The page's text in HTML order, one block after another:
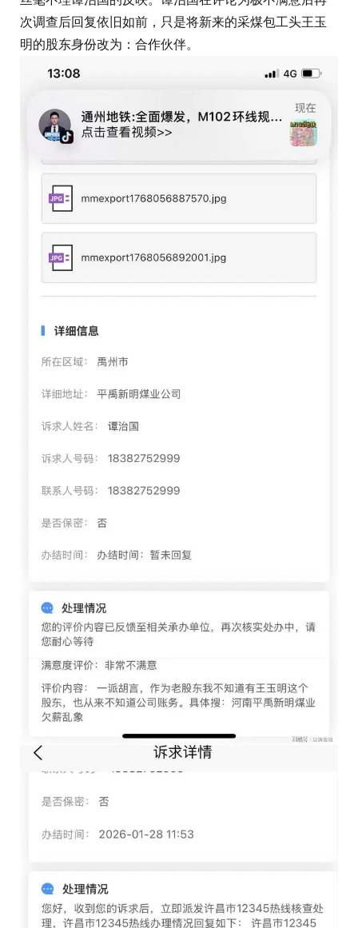
次调查后回复依旧如前，只是将新来的采煤包工头王玉
明的股东身份改为：合作伙伴。